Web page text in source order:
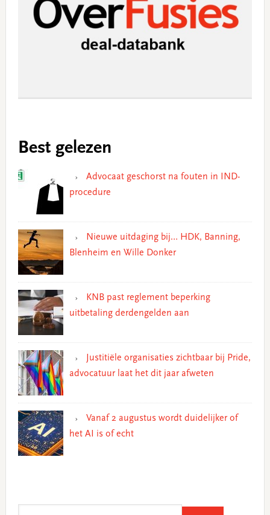
Best gelezen
Advocaat geschorst na fouten in IND-
procedure
Nieuwe uitdaging bij… HDK, Banning,
Blenheim en Wille Donker
KNB past reglement beperking
uitbetaling derdengelden aan
Justitiële organisaties zichtbaar bij Pride,
advocatuur laat het dit jaar afweten
Vanaf 2 augustus wordt duidelijker of
het AI is of echt